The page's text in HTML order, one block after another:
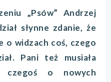
„Psów” Andrzej
słynne zdanie, że
o widzach coś, czego
Pani też musiała
czegoś o nowych